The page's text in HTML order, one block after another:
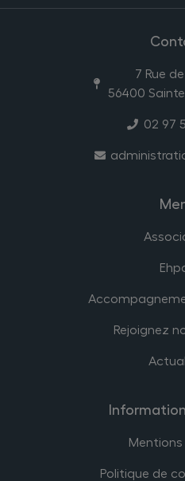
7 Rue
56400
02 97
Rejoignez
Politique de